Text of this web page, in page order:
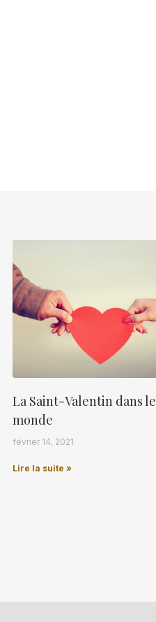
La Saint-Valentin dans le
monde
février 14, 2021
Lire la suite »